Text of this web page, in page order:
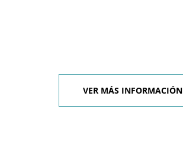
VER MÁS INFORMACIÓN